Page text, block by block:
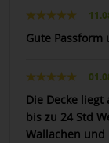
Gute
Die Decke
bis zu 24 Std
Wallachen und